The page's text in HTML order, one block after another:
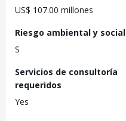
US$ 107.00 millones
Riesgo ambiental y social
S
Servicios de consultoría
requeridos
Yes